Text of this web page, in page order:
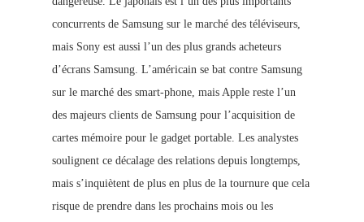
concurrents de Samsung sur le marché des téléviseurs,
mais Sony est aussi l’un des plus grands acheteurs
d’écrans Samsung. L’américain se bat contre Samsung
sur le marché des smart-phone, mais Apple reste l’un
des majeurs clients de Samsung pour l’acquisition de
cartes mémoire pour le gadget portable. Les analystes
soulignent ce décalage des relations depuis longtemps,
mais s’inquiètent de plus en plus de la tournure que cela
risque de prendre dans les prochains mois ou les